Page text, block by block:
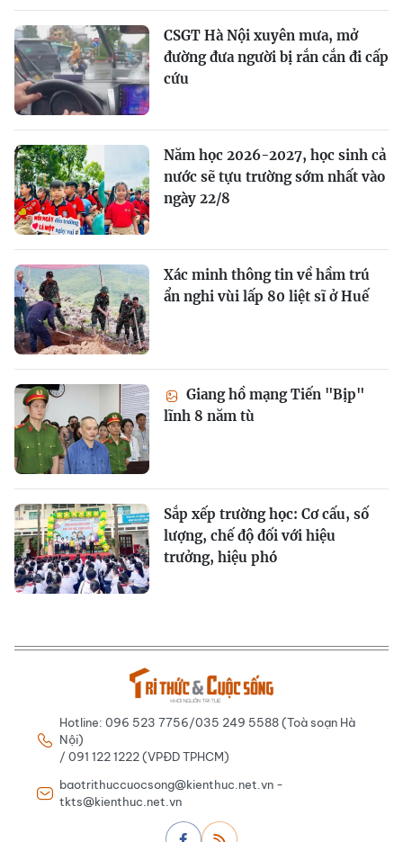
CSGT Hà Nội xuyên mưa, mở
đường đưa người bị rắn cắn đi cấp
cứu
Năm học 2026-2027, học sinh cả
nước sẽ tựu trường sớm nhất vào
ngày 22/8
Xác minh thông tin về hầm trú
ẩn nghi vùi lấp 80 liệt sĩ ở Huế
Giang hồ mạng Tiến "Bịp"
lĩnh 8 năm tù
Sắp xếp trường học: Cơ cấu, số
lượng, chế độ đối với hiệu
trưởng, hiệu phó
Hotline: 096 523 7756/035 249 5588 (Toà soạn Hà
Nội)
/ 091 122 1222 (VPĐD TPHCM)
baotrithuccuocsong@kienthuc.net.vn -
tkts@kienthuc.net.vn